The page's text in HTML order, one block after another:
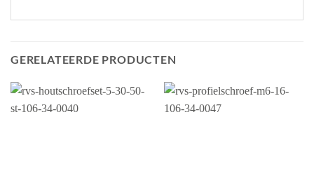
GERELATEERDE PRODUCTEN